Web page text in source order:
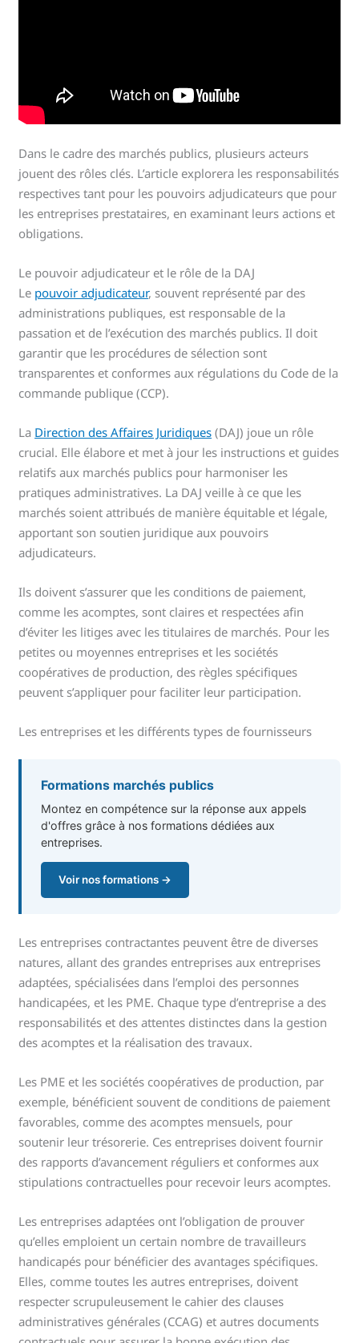
Dans le cadre des marchés publics, plusieurs acteurs
jouent des rôles clés. L’article explorera les responsabilités
respectives tant pour les pouvoirs adjudicateurs que pour
les entreprises prestataires, en examinant leurs actions et
obligations.
Le pouvoir adjudicateur et le rôle de la DAJ
Le pouvoir adjudicateur, souvent représenté par des
administrations publiques, est responsable de la
passation et de l’exécution des marchés publics. Il doit
garantir que les procédures de sélection sont
transparentes et conformes aux régulations du Code de la
commande publique (CCP).
La Direction des Affaires Juridiques (DAJ) joue un rôle
crucial. Elle élabore et met à jour les instructions et guides
relatifs aux marchés publics pour harmoniser les
pratiques administratives. La DAJ veille à ce que les
marchés soient attribués de manière équitable et légale,
apportant son soutien juridique aux pouvoirs
adjudicateurs.
Ils doivent s’assurer que les conditions de paiement,
comme les acomptes, sont claires et respectées afin
d’éviter les litiges avec les titulaires de marchés. Pour les
petites ou moyennes entreprises et les sociétés
coopératives de production, des règles spécifiques
peuvent s’appliquer pour faciliter leur participation.
Les entreprises et les différents types de fournisseurs
Formations marchés publics
Montez en compétence sur la réponse aux appels
d'offres grâce à nos formations dédiées aux
entreprises.
Voir nos formations →
Les entreprises contractantes peuvent être de diverses
natures, allant des grandes entreprises aux entreprises
adaptées, spécialisées dans l’emploi des personnes
handicapées, et les PME. Chaque type d’entreprise a des
responsabilités et des attentes distinctes dans la gestion
des acomptes et la réalisation des travaux.
Les PME et les sociétés coopératives de production, par
exemple, bénéficient souvent de conditions de paiement
favorables, comme des acomptes mensuels, pour
soutenir leur trésorerie. Ces entreprises doivent fournir
des rapports d’avancement réguliers et conformes aux
stipulations contractuelles pour recevoir leurs acomptes.
Les entreprises adaptées ont l’obligation de prouver
qu’elles emploient un certain nombre de travailleurs
handicapés pour bénéficier des avantages spécifiques.
Elles, comme toutes les autres entreprises, doivent
respecter scrupuleusement le cahier des clauses
administratives générales (CCAG) et autres documents